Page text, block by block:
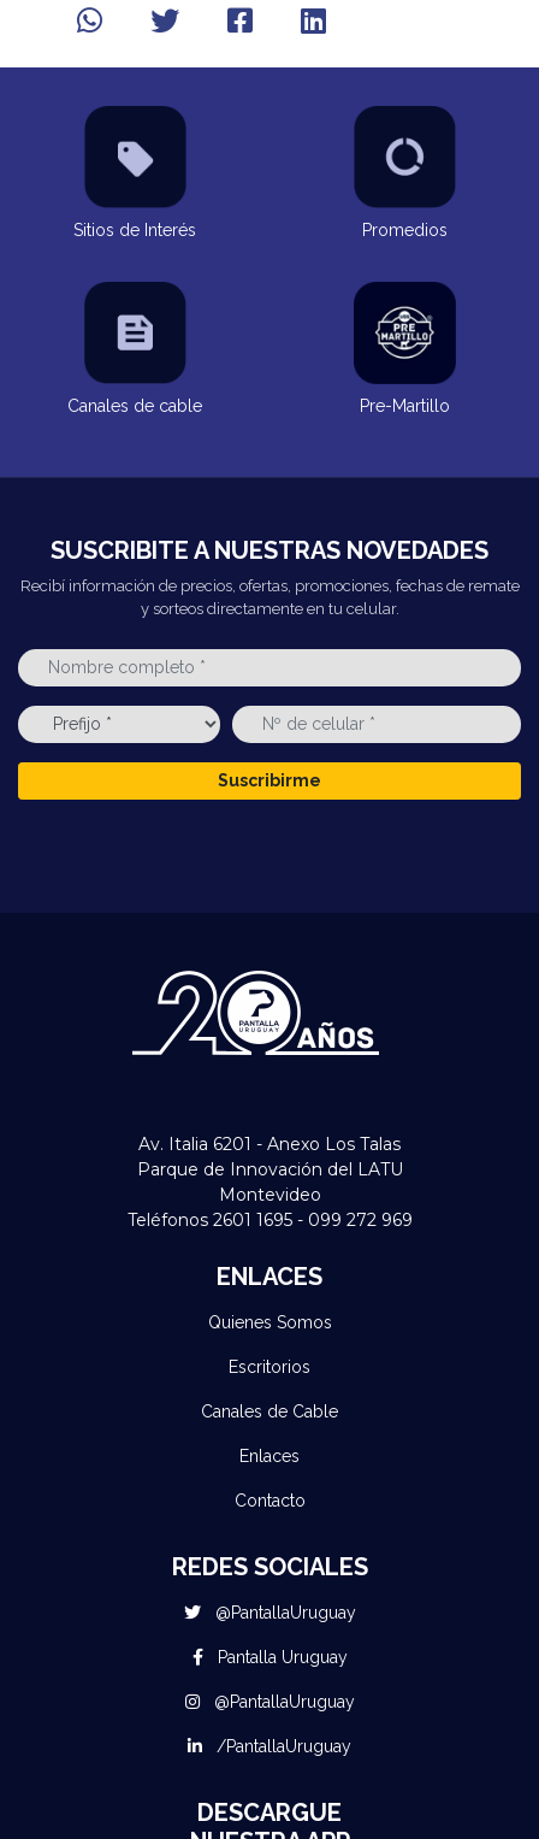
Sitios de Interés Promedios
Canales de cable Pre-Martillo
SUSCRIBITE A NUESTRAS NOVEDADES
Recibí información de precios, ofertas, promociones, fechas de remate
y sorteos directamente en tu celular.
Suscribirme
Av. Italia 6201 - Anexo Los Talas
Parque de Innovación del LATU
Montevideo
Teléfonos 2601 1695 - 099 272 969
ENLACES
Quienes Somos
Escritorios
Canales de Cable
Enlaces
Contacto
REDES SOCIALES
@PantallaUruguay
Pantalla Uruguay
@PantallaUruguay
/PantallaUruguay
DESCARGUE